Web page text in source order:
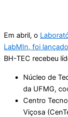
Em abril, o
LabMIn, foi
BH-TEC recebeu
Núcleo de
da UFMG,
Centro
Viçosa